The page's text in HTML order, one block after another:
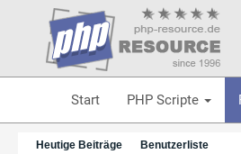
Start PHP Scripte
Heutige Beiträge Benutzerliste